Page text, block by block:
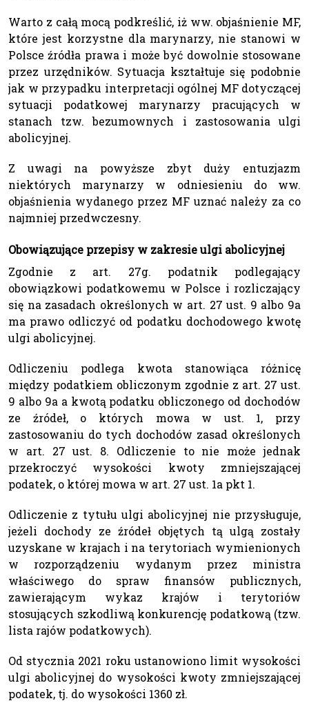
Warto z całą mocą podkreślić, iż ww. objaśnienie MF,
które jest korzystne dla marynarzy, nie stanowi w
Polsce źródła prawa i może być dowolnie stosowane
przez urzędników. Sytuacja kształtuje się podobnie
jak w przypadku interpretacji ogólnej MF dotyczącej
sytuacji podatkowej marynarzy pracujących w
stanach tzw. bezumownych i zastosowania ulgi
abolicyjnej.
Z uwagi na powyższe zbyt duży entuzjazm
niektórych marynarzy w odniesieniu do ww.
objaśnienia wydanego przez MF uznać należy za co
najmniej przedwczesny.
Obowiązujące przepisy w zakresie ulgi abolicyjnej
Zgodnie z art. 27g. podatnik podlegający
obowiązkowi podatkowemu w Polsce i rozliczający
się na zasadach określonych w art. 27 ust. 9 albo 9a
ma prawo odliczyć od podatku dochodowego kwotę
ulgi abolicyjnej.
Odliczeniu podlega kwota stanowiąca różnicę
między podatkiem obliczonym zgodnie z art. 27 ust.
9 albo 9a a kwotą podatku obliczonego od dochodów
ze źródeł, o których mowa w ust. 1, przy
zastosowaniu do tych dochodów zasad określonych
w art. 27 ust. 8. Odliczenie to nie może jednak
przekroczyć wysokości kwoty zmniejszającej
podatek, o której mowa w art. 27 ust. 1a pkt 1.
Odliczenie z tytułu ulgi abolicyjnej nie przysługuje,
jeżeli dochody ze źródeł objętych tą ulgą zostały
uzyskane w krajach i na terytoriach wymienionych
w rozporządzeniu wydanym przez ministra
właściwego do spraw finansów publicznych,
zawierającym wykaz krajów i terytoriów
stosujących szkodliwą konkurencję podatkową (tzw.
lista rajów podatkowych).
Od stycznia 2021 roku ustanowiono limit wysokości
ulgi abolicyjnej do wysokości kwoty zmniejszającej
podatek, tj. do wysokości 1360 zł.